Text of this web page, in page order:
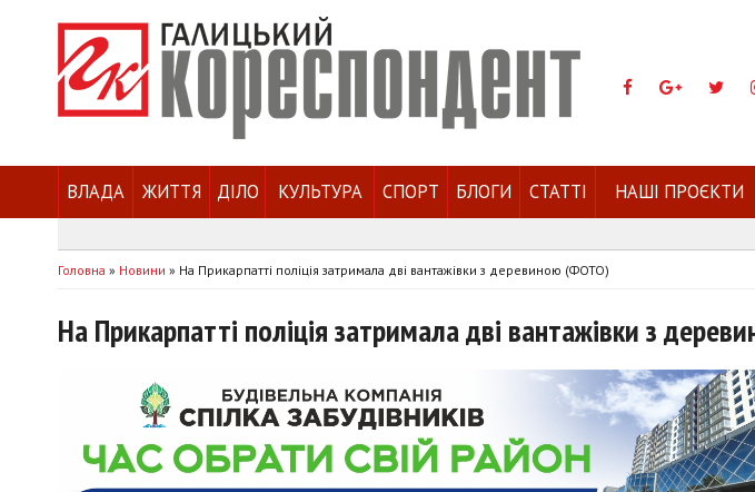
ВЛАДА ЖИТТЯ ДІЛО КУЛЬТУРА СПОРТ БЛОГИ СТАТТІ НАШІ ПРОЄКТИ
Головна » Новини » На Прикарпатті поліція затримала дві вантажівки з деревиною (ФОТО)
На Прикарпатті поліція затримала дві вантажівки з